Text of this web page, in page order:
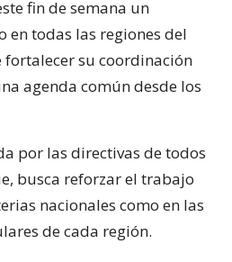
fin de semana un
en todas las regiones del
fortalecer su coordinación
agenda común desde los
por las directivas de todos
busca reforzar el trabajo
nacionales como en las
de cada región.